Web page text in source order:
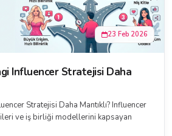
23 Feb 2026
Influencer Stratejisi Daha
Stratejisi Daha Mantıklı? Influencer
ve iş birliği modellerini kapsayan